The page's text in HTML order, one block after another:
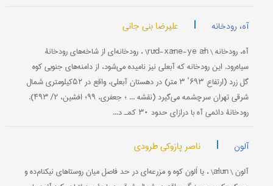
آه، رودخانه | علیرضا بنی جانی
آه، رودخانه \ rūd-xāne-ye āh\ ، رودخانه‌ای از شاخه‌های رودخانۀ
سیاه‌رود. این رودخانه که آبعلی نیز نامیده می‌شود، از دامنه‌های جنوبی کوه
گل زرد (ارتفاع: ۶۹۳‘ ۳ متر) در دهستان آبعلی، واقع در ۵۲کیلومتری شمال
شرقی تهران سرچشمه می‌گیرد (نقشه ... ؛ جعفری، ۹۹؛ افشین، ۲/ ۴۹۳).
رودخانۀ دائمی آه با درازای حدود ۳۰ کمـ د...
آلون | ناصر پازوکی طرودی
‌آلون \ ālūn\ ، یا اَلون کوه و مزرعه‌ای در حد فاصل میان روستاهای نیکنام‌ده و